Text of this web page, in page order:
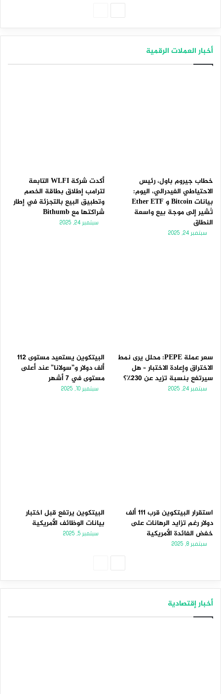
أخبار العملات الرقمية
خطاب جيروم باول، رئيس
الاحتياطي الفيدرالي، اليوم:
بيانات Bitcoin و Ether ETF
تُشير إلى موجة بيع واسعة
النطاق
سبتمبر 24, 2025
أكدت شركة WLFI التابعة
لترامب إطلاق بطاقة الخصم
وتطبيق البيع بالتجزئة في إطار
شراكتها مع Bithumb
سبتمبر 24, 2025
سعر عملة PEPE: محلل يرى نمط
الاختراق وإعادة الاختبار – هل
سيرتفع بنسبة تزيد عن 230٪؟
سبتمبر 24, 2025
البيتكوين يستعيد مستوى 112
ألف دولار و”سولانا” عند أعلى
مستوى في 7 أشهر
سبتمبر 10, 2025
استقرار البيتكوين قرب 111 ألف
دولار رغم تزايد الرهانات على
خفض الفائدة الأمريكية
سبتمبر 8, 2025
البيتكوين يرتفع قبل اختبار
بيانات الوظائف الأمريكية
سبتمبر 5, 2025
أخبار إقتصادية